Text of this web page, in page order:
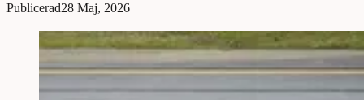
Publicerad28 Maj, 2026